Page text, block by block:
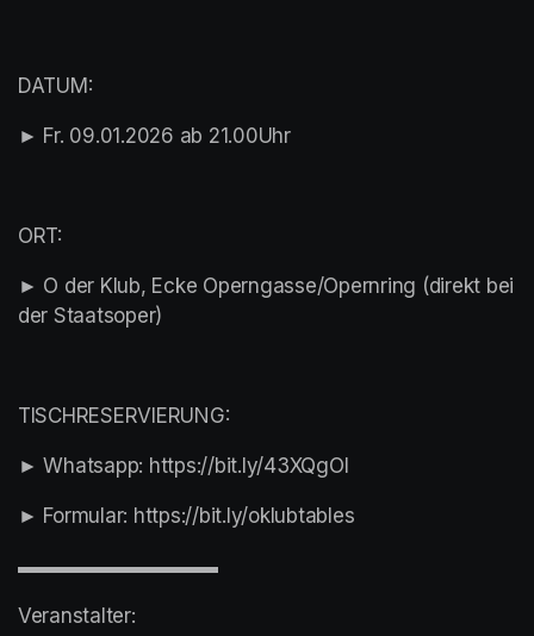
DATUM:
► Fr. 09.01.2026 ab 21.00Uhr
ORT:
► O der Klub, Ecke Operngasse/Opernring (direkt bei
der Staatsoper)
TISCHRESERVIERUNG:
► Whatsapp: https://bit.ly/43XQgOl
► Formular: https://bit.ly/oklubtables
▬▬▬▬▬▬▬▬▬▬
Veranstalter: